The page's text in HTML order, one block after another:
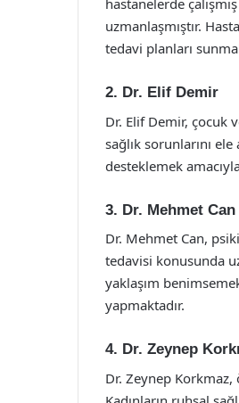
hastanelerde
uzmanlaşmıştır.
tedavi planları
2. Dr. Elif Demir
Dr. Elif Demir, çocuk
sağlık sorunlarını
desteklemek
3. Dr. Mehmet Can
Dr. Mehmet Can,
tedavisi konusunda
yaklaşım
yapmaktadır.
4. Dr. Zeynep
Dr. Zeynep